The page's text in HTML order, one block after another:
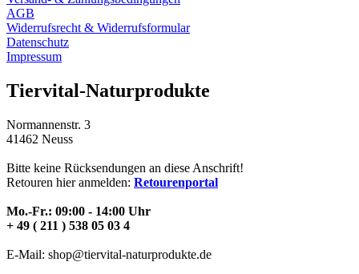
AGB
Widerrufsrecht & Widerrufsformular
Datenschutz
Impressum
Tiervital-Naturprodukte
Normannenstr. 3
41462 Neuss
Bitte keine Rücksendungen an diese Anschrift!
Retouren hier anmelden: Retourenportal
Mo.-Fr.: 09:00 - 14:00 Uhr
+ 49 ( 211 ) 538 05 03 4
E-Mail: shop@tiervital-naturprodukte.de